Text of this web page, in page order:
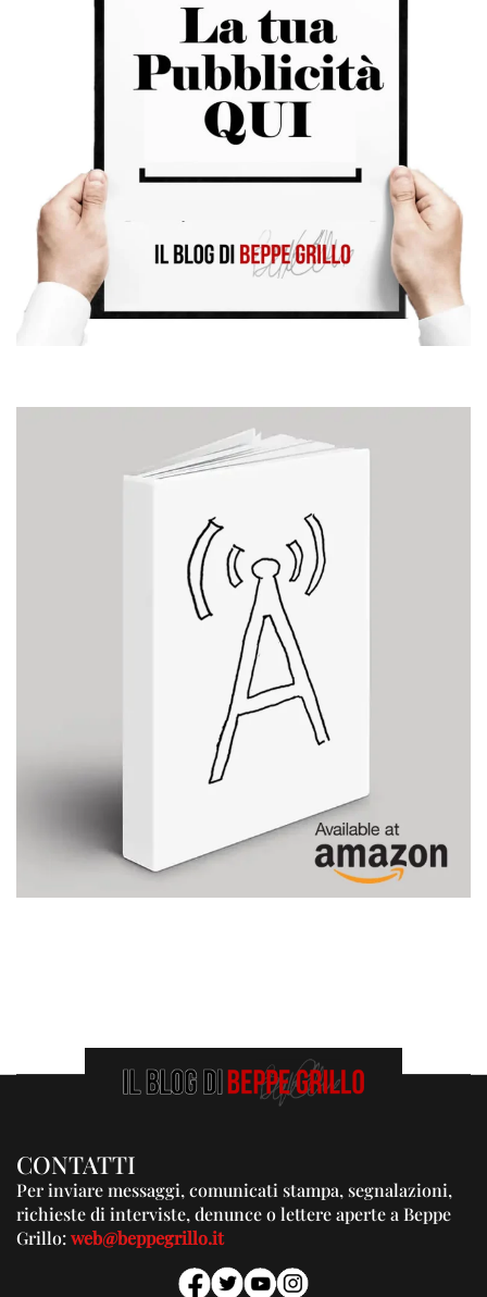
CONTATTI
Per inviare messaggi, comunicati stampa, segnalazioni,
richieste di interviste, denunce o lettere aperte a Beppe
Grillo:web@beppegrillo.it